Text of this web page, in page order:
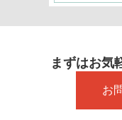
まずはお気
お